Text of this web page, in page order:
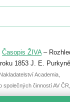
se můžete do
přihlášené
je už 30. června.
Časopis ŽIVA–
1853 J. E.
Academia,
společných činností AV